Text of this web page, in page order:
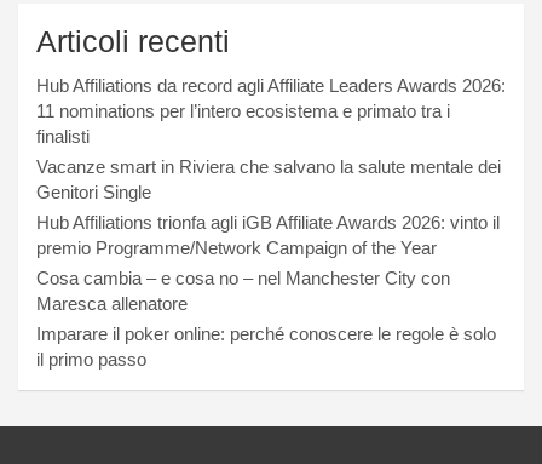
Articoli recenti
Hub Affiliations da record agli Affiliate Leaders Awards 2026:
11 nominations per l’intero ecosistema e primato tra i
finalisti
Vacanze smart in Riviera che salvano la salute mentale dei
Genitori Single
Hub Affiliations trionfa agli iGB Affiliate Awards 2026: vinto il
premio Programme/Network Campaign of the Year
Cosa cambia – e cosa no – nel Manchester City con
Maresca allenatore
Imparare il poker online: perché conoscere le regole è solo
il primo passo